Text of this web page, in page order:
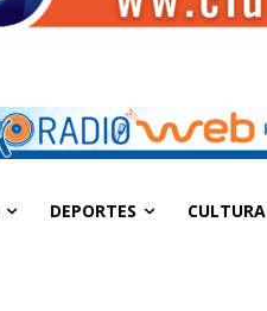
DEPORTES CULTURA